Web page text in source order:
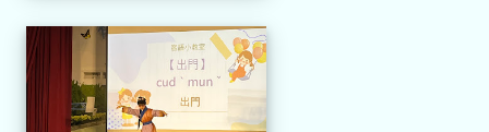
114.04.21 榮興採茶劇團演